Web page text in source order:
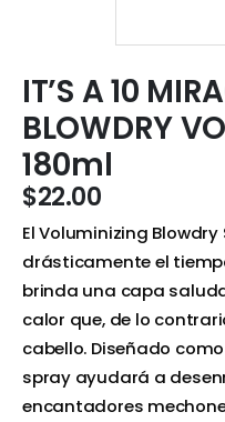
IT’S A 10
BLOWDRY
180ml
$22.00
El Voluminizing
drásticamente el
brinda una capa
calor que, de lo
cabello. Diseñado
spray ayudará a
encantadores